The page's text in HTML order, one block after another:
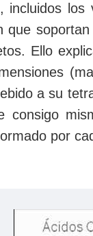
incluidos
que
Ello
a su
consigo
por